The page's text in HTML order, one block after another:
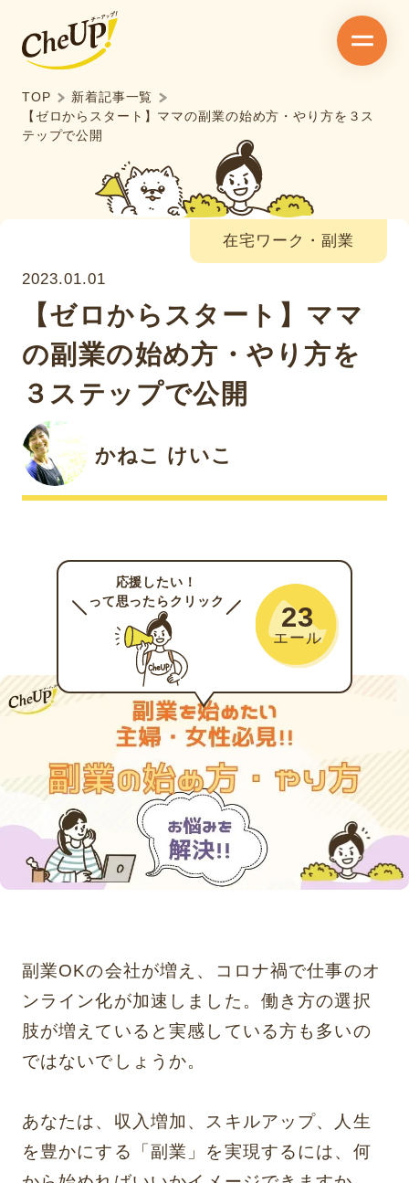
TOP
新着記事一覧
【ゼロからスタート】ママの副業の始め方・やり方を３ス
テップで公開
在宅ワーク・副業
2023.01.01
【ゼロからスタート】ママ
の副業の始め方・やり方を
３ステップで公開
かねこ けいこ
応援したい！
って思ったらクリック
23
エール
副業OKの会社が増え、コロナ禍で仕事のオ
ンライン化が加速しました。働き方の選択
肢が増えていると実感している方も多いの
ではないでしょうか。
あなたは、収入増加、スキルアップ、人生
を豊かにする「副業」を実現するには、何